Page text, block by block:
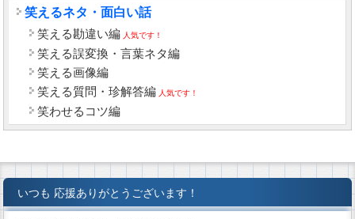
笑えるネタ・面白い話
笑える勘違い編 人気です！
笑える誤変換・言葉ネタ編
笑える画像編
笑える質問・珍解答編 人気です！
笑わせるコツ編
いつも 応援ありがとうございます！